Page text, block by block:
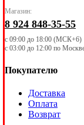
Магазин:
8 924 848-35-55
с 09:00 до 18:00 (МСК+6)
с 03:00 до 12:00 по
Покупателю
Доставка
Оплата
Возврат